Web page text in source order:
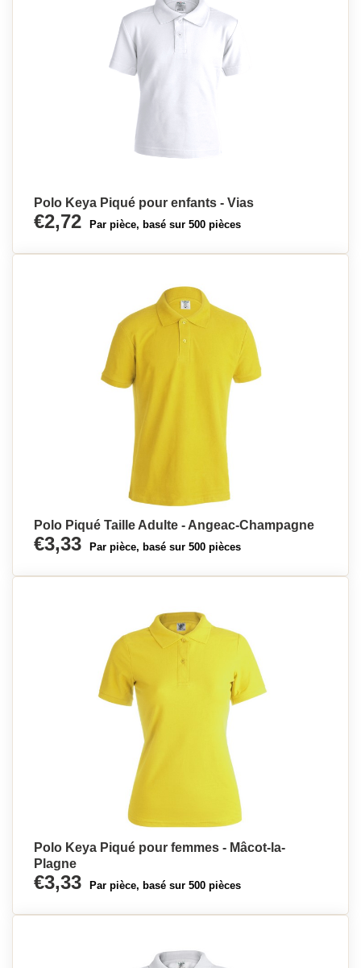
Polo Keya Piqué pour enfants - Vias
€2,72 Par pièce, basé sur 500 pièces
Polo Piqué Taille Adulte - Angeac-Champagne
€3,33 Par pièce, basé sur 500 pièces
Polo Keya Piqué pour femmes - Mâcot-la-
Plagne
€3,33 Par pièce, basé sur 500 pièces